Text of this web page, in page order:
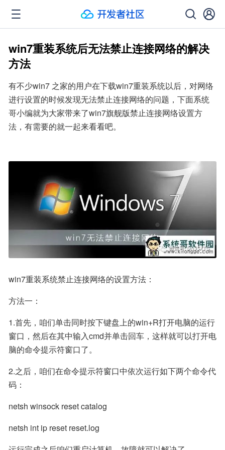
win7重装系统后无法禁止连接网络的解决
方法
有不少win7 之家的用户在下载win7重装系统以后，对网络
进行设置的时候发现无法禁止连接网络的问题，下面系统
哥小编就为大家带来了win7旗舰版禁止连接网络设置方
法，有需要的就一起来看看吧。
win7重装系统禁止连接网络的设置方法：
方法一：
1.首先，咱们单击同时按下键盘上的win+R打开电脑的运行
窗口，然后在其中输入cmd并单击回车，这样就可以打开电
脑的命令提示符窗口了。
2.之后，咱们在命令提示符窗口中依次运行如下两个命令代
码：
netsh winsock reset catalog
netsh int ip reset reset.log